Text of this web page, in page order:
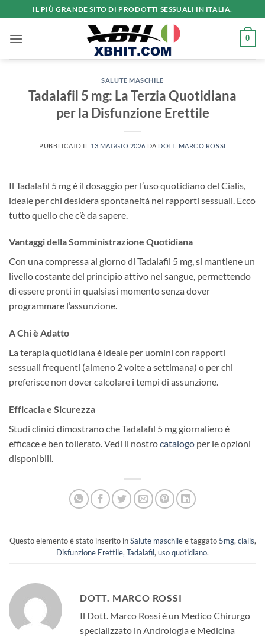
ai
contenuti
IL PIÙ GRANDE SITO DI PRODOTTI SESSUALI IN ITALIA.
0
SALUTE MASCHILE
Tadalafil 5 mg: La Terzia Quotidiana
per la Disfunzione Erettile
PUBBLICATO IL 13 MAGGIO 2026 DA DOTT. MARCO ROSSI
Il Tadalafil 5 mg è il dosaggio per l’uso quotidiano del Cialis,
ideale per chi desidera spontaneità nei rapporti sessuali. Ecco
tutto quello che c’è da sapere.
Vantaggi della Somministrazione Quotidiana
Con una compressa al giorno di Tadalafil 5 mg, si mantiene un
livello costante del principio attivo nel sangue, permettendo
di essere pronti in qualsiasi momento senza dover
programmare l’assunzione.
A Chi è Adatto
La terapia quotidiana è ideale per uomini con rapporti
sessuali frequenti (almeno 2 volte a settimana) o per chi
preferisce non dover calcolare i tempi di assunzione.
Efficacia e Sicurezza
Studi clinici dimostrano che Tadalafil 5 mg giornaliero è
efficace e ben tollerato. Vedi il nostrocatalogo per le opzioni
disponibili.
Questo elemento è stato inserito inSalute maschilee taggato 5mg,cialis,
Disfunzione Erettile,Tadalafil,uso quotidiano.
DOTT. MARCO ROSSI
Il Dott. Marco Rossi è un Medico Chirurgo
specializzato in Andrologia e Medicina